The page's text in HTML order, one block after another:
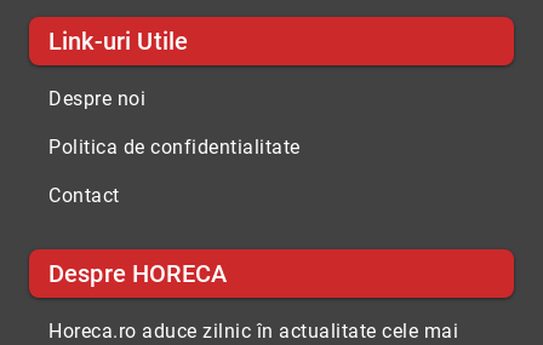
Link-uri Utile
Despre noi
Politica de confidentialitate
Contact
Despre HORECA
Horeca.ro aduce zilnic în actualitate cele mai